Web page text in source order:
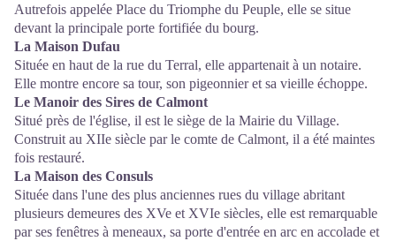
Autrefois appelée Place du Triomphe du Peuple, elle se situe
devant la principale porte fortifiée du bourg.
La Maison Dufau
Située en haut de la rue du Terral, elle appartenait à un notaire.
Elle montre encore sa tour, son pigeonnier et sa vieille échoppe.
Le Manoir des Sires de Calmont
Situé près de l'église, il est le siège de la Mairie du Village.
Construit au XIIe siècle par le comte de Calmont, il a été maintes
fois restauré.
La Maison des Consuls
Située dans l'une des plus anciennes rues du village abritant
plusieurs demeures des XVe et XVIe siècles, elle est remarquable
par ses fenêtres à meneaux, sa porte d'entrée en arc en accolade et